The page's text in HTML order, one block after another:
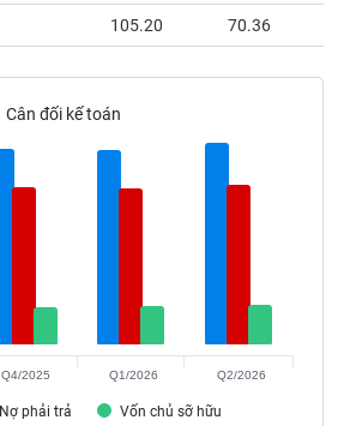
105.20 70.36
Cân đối kế toán
Nợ phải trả Vốn chủ sỡ hữu
Q4/2025 Q1/2026 Q2/2026